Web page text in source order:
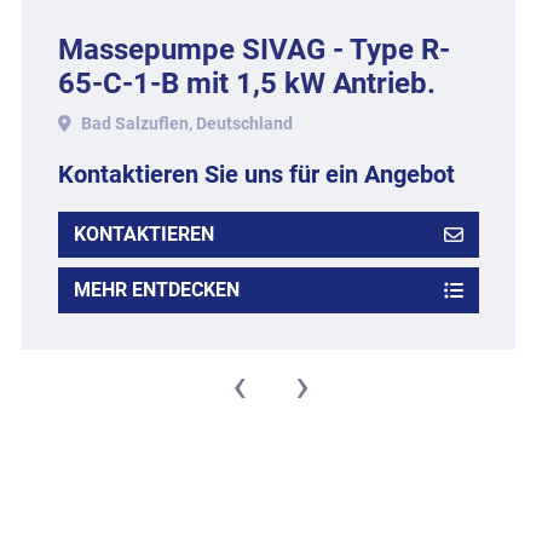
Massepumpe SIVAG - Type R-
65-C-1-B mit 1,5 kW Antrieb.
Bad Salzuflen, Deutschland
Kontaktieren Sie uns für ein Angebot
KONTAKTIEREN
MEHR ENTDECKEN
‹ ›